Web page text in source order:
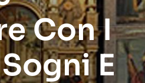
Con I
E